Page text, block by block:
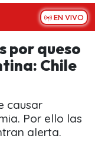
EN VIVO
por queso
Chile
causar
Por ello las
alerta.